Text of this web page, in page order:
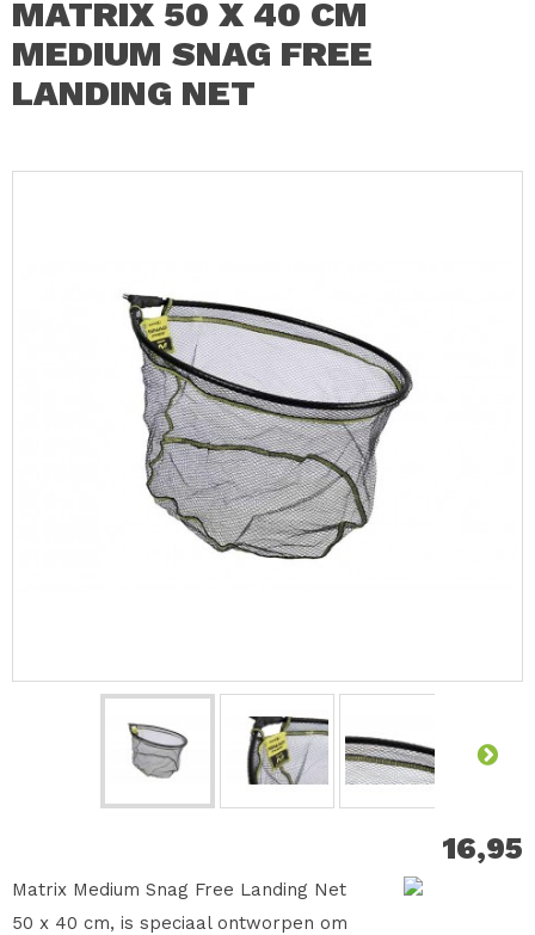
MATRIX 50 X 40 CM
MEDIUM SNAG FREE
LANDING NET
16,95
Matrix Medium Snag Free Landing Net
50 x 40 cm, is speciaal ontworpen om